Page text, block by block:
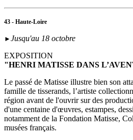
43 - Haute-Loire
► Jusqu'au 18 octobre
EXPOSITION
"HENRI MATISSE DANS
Le passé de Matisse illustre bien son
famille de tisserands, l’artiste
région avant de l'ouvrir sur des
d'une centaine d'œuvres, estampes,
notamment de la Fondation Matisse,
musées français.